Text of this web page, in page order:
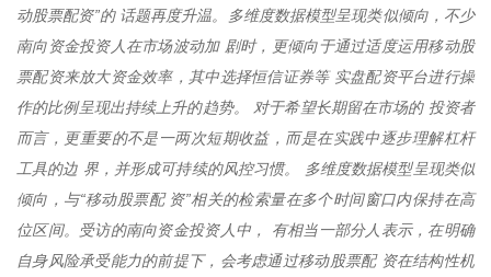
动股票配资”的 话题再度升温。多维度数据模型呈现类似倾向，不少
南向资金投资人在市场波动加 剧时，更倾向于通过适度运用移动股
票配资来放大资金效率，其中选择恒信证券等 实盘配资平台进行操
作的比例呈现出持续上升的趋势。 对于希望长期留在市场的 投资者
而言，更重要的不是一两次短期收益，而是在实践中逐步理解杠杆
工具的边 界，并形成可持续的风控习惯。 多维度数据模型呈现类似
倾向，与“移动股票配 资”相关的检索量在多个时间窗口内保持在高
位区间。受访的南向资金投资人中， 有相当一部分人表示，在明确
自身风险承受能力的前提下，会考虑通过移动股票配 资在结构性机